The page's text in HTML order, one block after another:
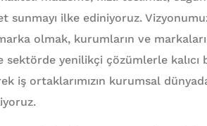
sunmayı ilke ediniyoruz.
olmak, kurumların ve
yenilikçi çözümlerle kalıcı
iş ortaklarımızın kurumsal